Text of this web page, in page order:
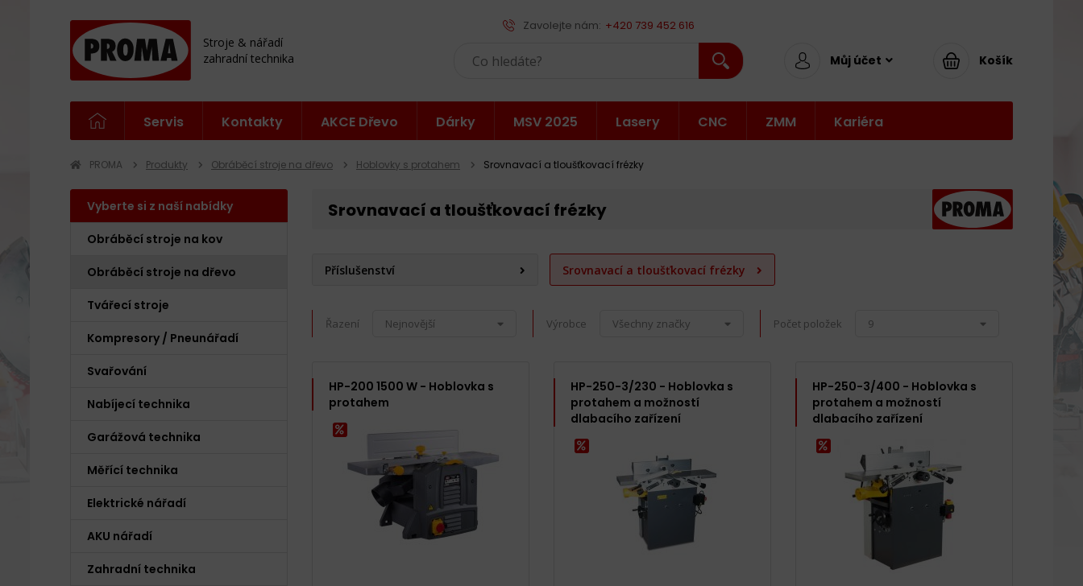
Stroje & nářadí
zahradní technika
Zavolejte nám: +420 739 452 616
Můj účet Košík
Servis Kontakty AKCE Dřevo Dárky MSV 2025 Lasery CNC ZMM Kariéra
PROMA Produkty Obráběcí stroje na dřevo Hoblovky s protahem Srovnavací a tloušťkovací frézky
Vyberte si z naší nabídky
Obráběcí stroje na kov
Obráběcí stroje na dřevo
Tvářecí stroje
Kompresory / Pneunářadí
Svařování
Nabíjecí technika
Garážová technika
Měřící technika
Elektrické nářadí
AKU nářadí
Zahradní technika
Srovnavací a tloušťkovací frézky
Příslušenství Srovnavací a tloušťkovací frézky
Řazení Nejnovější Výrobce Všechny značky Počet položek 9
HP-200 1500 W - Hoblovka s
protahem
HP-250-3/230 - Hoblovka s
protahem a možností
dlabacího zařízení
HP-250-3/400 - Hoblovka s
protahem a možností
dlabacího zařízení